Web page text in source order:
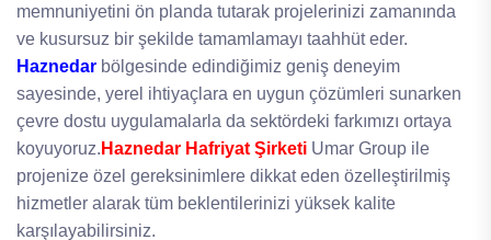
memnuniyetini ön planda tutarak projelerinizi zamanında
ve kusursuz bir şekilde tamamlamayı taahhüt eder.
Haznedar bölgesinde edindiğimiz geniş deneyim
sayesinde, yerel ihtiyaçlara en uygun çözümleri sunarken
çevre dostu uygulamalarla da sektördeki farkımızı ortaya
koyuyoruz. Haznedar Hafriyat Şirketi Umar Group ile
projenize özel gereksinimlere dikkat eden özelleştirilmiş
hizmetler alarak tüm beklentilerinizi yüksek kalite
karşılayabilirsiniz.